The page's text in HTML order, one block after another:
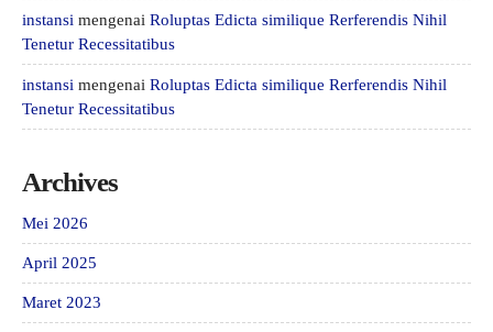
instansi mengenai Roluptas Edicta similique Rerferendis Nihil
Tenetur Recessitatibus
instansi mengenai Roluptas Edicta similique Rerferendis Nihil
Tenetur Recessitatibus
Archives
Mei 2026
April 2025
Maret 2023